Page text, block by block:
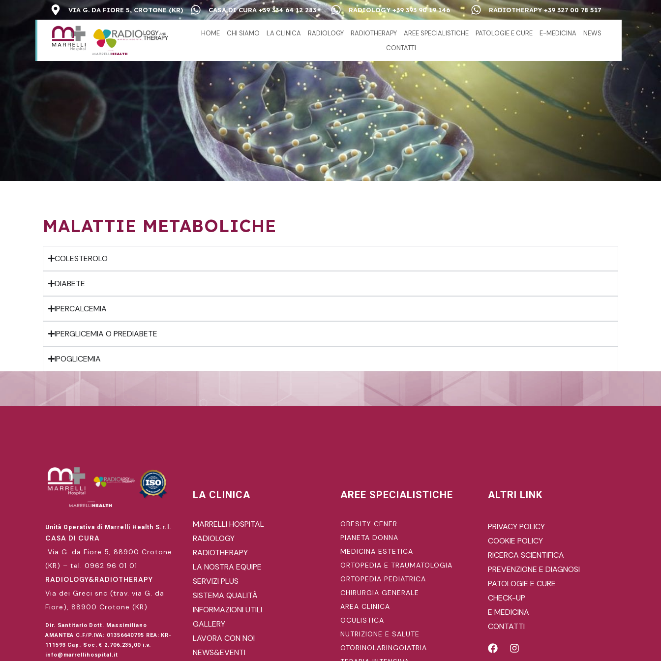
VIA G. DA FIORE 5, CROTONE (KR) CASA DI CURA +39 334 64 12 283 RADIOLOGY +39 393 90 19 146 RADIOTHERAPY +39 327 00 78 517
HOME CHI SIAMO LA CLINICA RADIOLOGY RADIOTHERAPY AREE SPECIALISTICHE PATOLOGIE E CURE E-MEDICINA
NEWS
CONTATTI
MALATTIE METABOLICHE
COLESTEROLO
DIABETE
IPERCALCEMIA
IPERGLICEMIA O PREDIABETE
IPOGLICEMIA
Unità Operativa di Marrelli Health S.r.l.
CASA DI CURA
Via G. da Fiore 5, 88900 Crotone
(KR) – tel. 0962 96 01 01
RADIOLOGY&RADIOTHERAPY
Via dei Greci snc (trav. via G. da
Fiore), 88900 Crotone (KR)
Dir. Santitario Dott. Massimiliano
AMANTEA C.F/P.IVA: 01356640795 REA: KR-
111593 Cap. Soc. € 2.706.235,00 i.v.
info@marrellihospital.it
LA CLINICA
MARRELLI HOSPITAL
RADIOLOGY
RADIOTHERAPY
LA NOSTRA EQUIPE
SERVIZI PLUS
SISTEMA QUALITÀ
INFORMAZIONI UTILI
GALLERY
LAVORA CON NOI
NEWS&EVENTI
AREE SPECIALISTICHE
OBESITY CENER
PIANETA DONNA
MEDICINA ESTETICA
ORTOPEDIA E TRAUMATOLOGIA
ORTOPEDIA PEDIATRICA
CHIRURGIA GENERALE
AREA CLINICA
OCULISTICA
NUTRIZIONE E SALUTE
OTORINOLARINGOIATRIA
ALTRI LINK
PRIVACY POLICY
COOKIE POLICY
RICERCA SCIENTIFICA
PREVENZIONE E DIAGNOSI
PATOLOGIE E CURE
CHECK-UP
E MEDICINA
CONTATTI